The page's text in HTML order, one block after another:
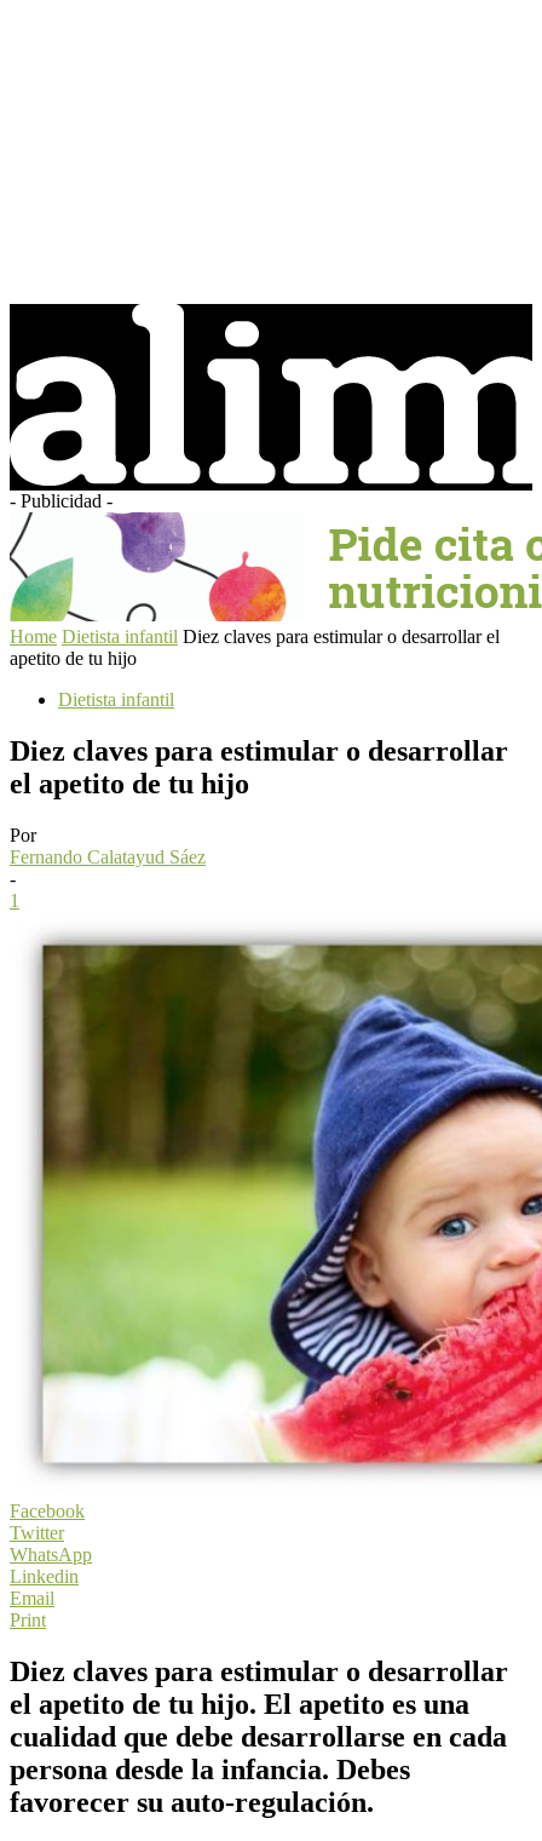
- Publicidad -
Home Dietista infantil Diez claves para estimular o desarrollar el
apetito de tu hijo
Dietista infantil
Diez claves para estimular o desarrollar
el apetito de tu hijo
Por
Fernando Calatayud Sáez
-
1
Facebook
Twitter
WhatsApp
Linkedin
Email
Print
Diez claves para estimular o desarrollar
el apetito de tu hijo. El apetito es una
cualidad que debe desarrollarse en cada
persona desde la infancia. Debes
favorecer su auto-regulación.